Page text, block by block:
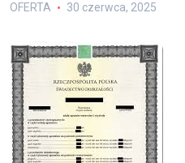
OFERTA 30 czerwca, 2025